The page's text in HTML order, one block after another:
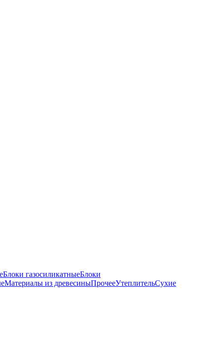
Блоки газосиликатныеБлоки
Материалы из древесиныПрочееУтеплительСухие